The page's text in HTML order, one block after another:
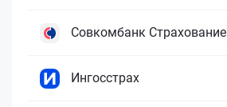
Совкомбанк Страхование
Ингосстрах